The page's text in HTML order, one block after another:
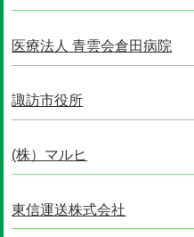
医療法人 青雲会倉田病院
諏訪市役所
(株）マルヒ
東信運送株式会社